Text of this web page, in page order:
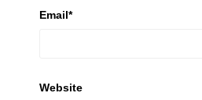
Email*
Website